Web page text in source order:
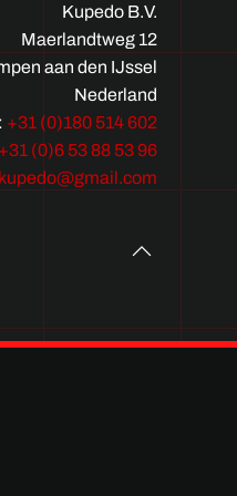
Kupedo B.V.
Maerlandtweg 12
aan den IJssel
Nederland
+31 (0)180 514 602
+31 (0)6 53 88 53 96
kupedo@gmail.com